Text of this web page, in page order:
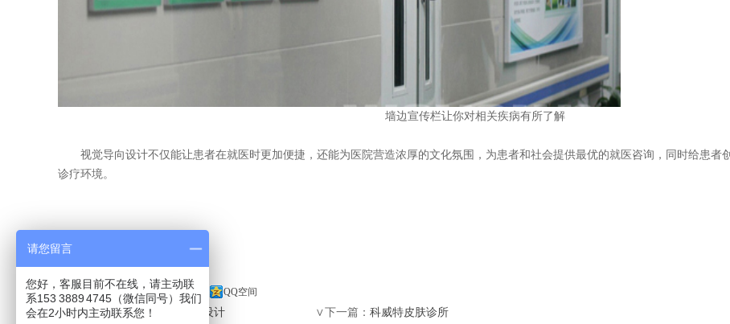
墙边宣传栏让你对相关疾病有所了解
视觉导向设计不仅能让患者在就医时更加便捷，还能为医院营造浓厚的文化氛围，为患者和社会提供最优的就医咨询，同时给患者
诊疗环境。
分享到： 新浪微博 微信 QQ空间
∧上一篇：威县人民医院导视设计 ∨下一篇： 科威特皮肤诊所
请您留言
您好，客服目前不在线，请主动联
系153 3889 4745（微信同号）我们
会在2小时内主动联系您！